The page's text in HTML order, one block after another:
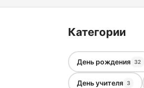
Категории
День рождения 32
День учителя 3